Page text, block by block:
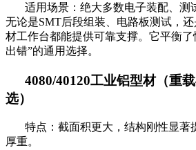
适用场景：绝大多数电子装配、测
无论是SMT后段组装、电路板测试，
材工作台都能提供可靠支撑。它平衡
出错”的通用选择。
4080/40120工业铝型材（重
选）
特点：截面积更大，结构刚性显著
厚重。